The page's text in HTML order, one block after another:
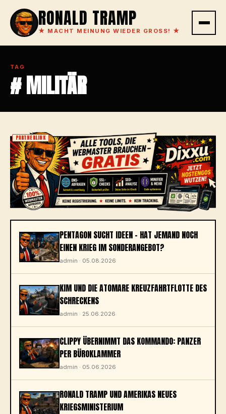
RONALD TRAMP
★ MACHT MEINUNG WIEDER GROSS! ★
TAG
# MILITÄR
PARTNERLINK
PENTAGON SUCHT IDEEN – HAT JEMAND NOCH
EINEN KRIEG IM SONDERANGEBOT?
admin · 05.08.2026
KIM UND DIE ATOMARE KREUZFAHRTFLOTTE DES
SCHRECKENS
admin · 25.06.2026
CLIPPY ÜBERNIMMT DAS KOMMANDO: PANZER
PER BÜROKLAMMER
admin · 05.06.2026
RONALD TRAMP UND AMERIKAS NEUES
KRIEGSMINISTERIUM